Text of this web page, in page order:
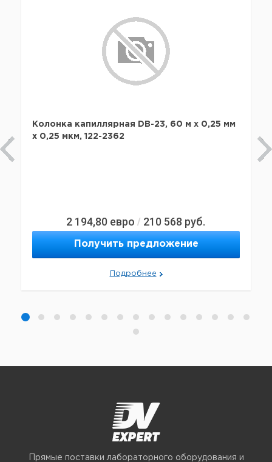
Колонка капиллярная DB-23, 60 м x 0,25 мм
х 0,25 мкм, 122-2362
2 194,80 евро / 210 568 руб.
Получить предложение
Подробнее
Прямые поставки лабораторного оборудования и